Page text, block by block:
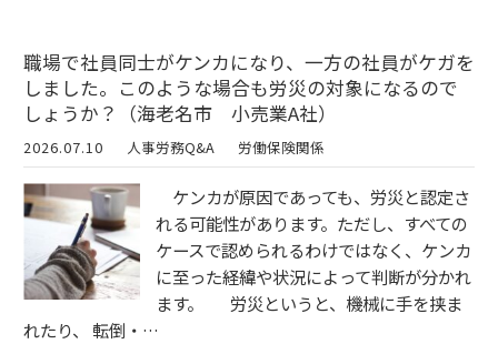
職場で社員同士がケンカになり、一方の社員がケガを
しました。このような場合も労災の対象になるので
しょうか？（海老名市 小売業A社）
2026.07.10 人事労務Q&A 労働保険関係
ケンカが原因であっても、労災と認定さ
れる可能性があります。ただし、すべての
ケースで認められるわけではなく、ケンカ
に至った経緯や状況によって判断が分かれ
ます。 労災というと、機械に手を挟ま
れたり、 転倒・…